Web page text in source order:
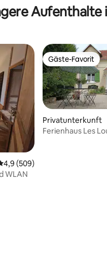
Aufenthalte
Bewertung:
4,9 (509)
WLAN
Gäste-Favorit
Gäste-Favorit
Privatunterkunft
Ferienhaus Les